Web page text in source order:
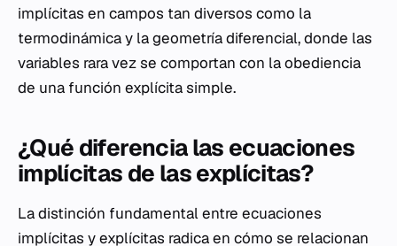
implícitas en campos tan diversos como la
termodinámica y la geometría diferencial, donde las
variables rara vez se comportan con la obediencia
de una función explícita simple.
¿Qué diferencia las ecuaciones
implícitas de las explícitas?
La distinción fundamental entre ecuaciones
implícitas y explícitas radica en cómo se relacionan